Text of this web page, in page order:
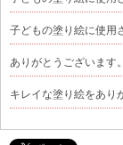
子どもの塗り絵に使用
ありがとうございます
キレイな塗り絵をあり